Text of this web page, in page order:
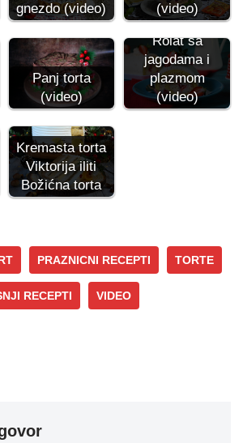
gnezdo (video)
(video)
Panj torta
(video)
Rolat sa
jagodama i
plazmom
(video)
Kremasta torta
Viktorija iliti
Božićna torta
PRAZNICNI RECEPTI TORTE
RECEPTI VIDEO